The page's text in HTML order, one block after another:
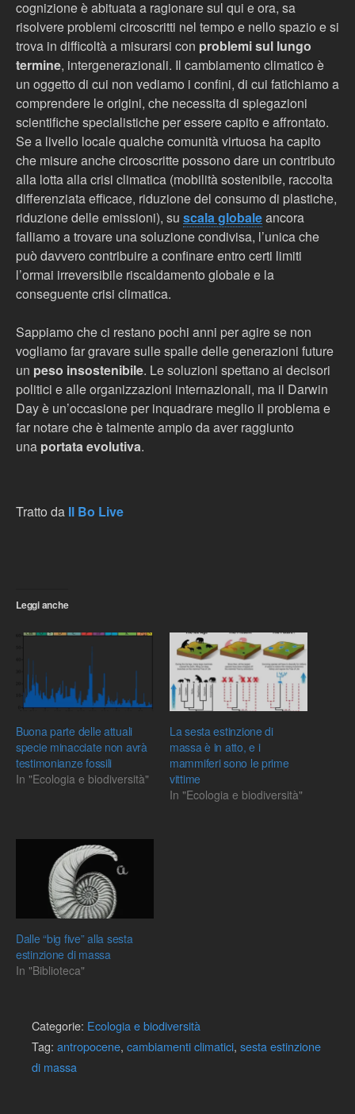
cognizione è abituata a ragionare sul qui e ora, sa
risolvere problemi circoscritti nel tempo e nello spazio e si
trova in difficoltà a misurarsi con problemi sul lungo
termine, intergenerazionali. Il cambiamento climatico è
un oggetto di cui non vediamo i confini, di cui fatichiamo a
comprendere le origini, che necessita di spiegazioni
scientifiche specialistiche per essere capito e affrontato.
Se a livello locale qualche comunità virtuosa ha capito
che misure anche circoscritte possono dare un contributo
alla lotta alla crisi climatica (mobilità sostenibile, raccolta
differenziata efficace, riduzione del consumo di plastiche,
riduzione delle emissioni), su scala globaleancora
falliamo a trovare una soluzione condivisa, l’unica che
può davvero contribuire a confinare entro certi limiti
l’ormai irreversibile riscaldamento globale e la
conseguente crisi climatica.
Sappiamo che ci restano pochi anni per agire se non
vogliamo far gravare sulle spalle delle generazioni future
un peso insostenibile. Le soluzioni spettano ai decisori
politici e alle organizzazioni internazionali, ma il Darwin
Day è un’occasione per inquadrare meglio il problema e
far notare che è talmente ampio da aver raggiunto
una portata evolutiva.
Tratto da Il Bo Live
Leggi anche
Buona parte delle attuali
specie minacciate non avrà
testimonianze fossili
In "Ecologia e biodiversità"
La sesta estinzione di
massa è in atto, e i
mammiferi sono le prime
vittime
In "Ecologia e biodiversità"
Dalle “big five” alla sesta
estinzione di massa
In "Biblioteca"
Categorie: Ecologia e biodiversità
Tag: antropocene, cambiamenti climatici, sesta estinzione
di massa